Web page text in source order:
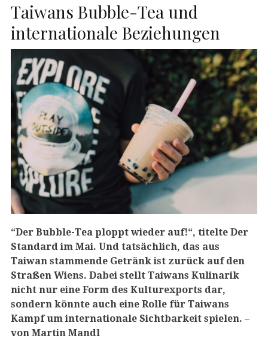
Taiwans Bubble-Tea und
internationale Beziehungen
“Der Bubble-Tea ploppt wieder auf!“, titelte Der
Standard im Mai. Und tatsächlich, das aus
Taiwan stammende Getränk ist zurück auf den
Straßen Wiens. Dabei stellt Taiwans Kulinarik
nicht nur eine Form des Kulturexports dar,
sondern könnte auch eine Rolle für Taiwans
Kampf um internationale Sichtbarkeit spielen. –
von Martin Mandl